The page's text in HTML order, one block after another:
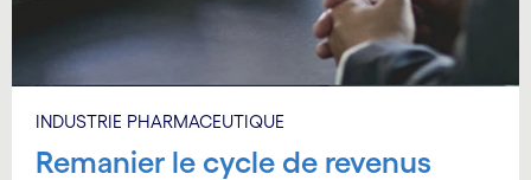
INDUSTRIE PHARMACEUTIQUE
Remanier le cycle de revenus